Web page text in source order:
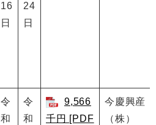
16
日
24
日
令
和
令
和
9,566
千円 [PDF
今慶興産
（株）